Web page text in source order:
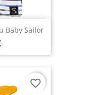
Baby Sailor
favorite_border